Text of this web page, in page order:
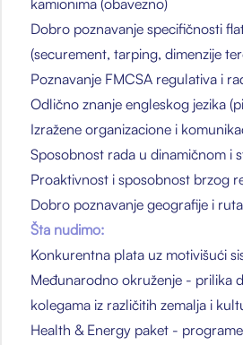
kamionima (obavezno)
Dobro poznavanje specifičnosti
(securement, tarping, dimenzije
Poznavanje FMCSA regulativa i
Odlično znanje engleskog jezika
Izražene organizacione i
Sposobnost rada u dinamičnom i
Proaktivnost i sposobnost brzog
Dobro poznavanje geografije i
Šta nudimo:
Konkurentna plata uz motivišući
Međunarodno okruženje - prilika
kolegama iz različitih zemalja i
Health & Energy paket -